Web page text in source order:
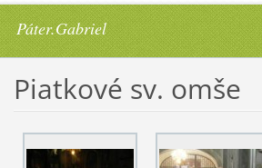
Páter.Gabriel
Piatkové sv. omše